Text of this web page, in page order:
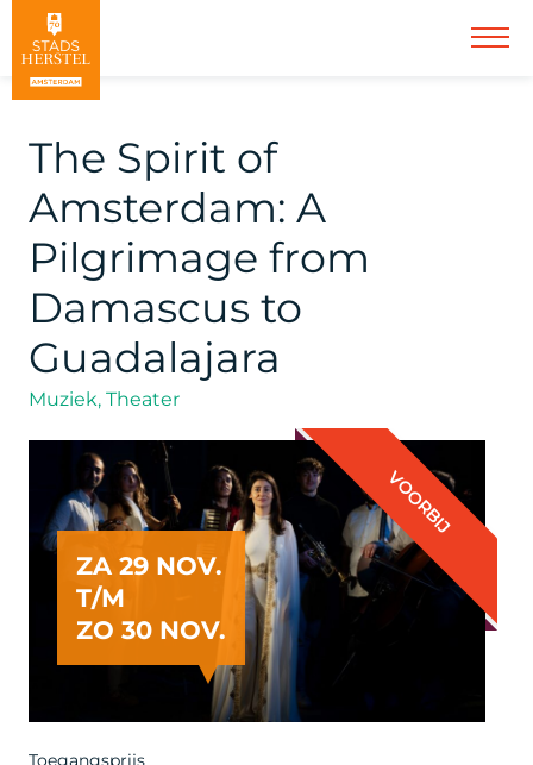
The Spirit of
Amsterdam: A
Pilgrimage from
Damascus to
Guadalajara
Muziek, Theater
ZA 29 NOV.
T/M
ZO 30 NOV.
VOORBIJ
Toegangsprijs